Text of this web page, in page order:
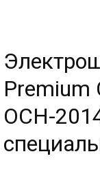
Premium
ОСН-